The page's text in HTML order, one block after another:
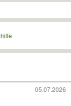
05.07.2026